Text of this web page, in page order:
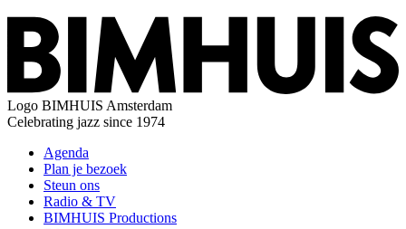
Logo BIMHUIS Amsterdam
Celebrating jazz since 1974
Agenda
Plan je bezoek
Steun ons
Radio & TV
BIMHUIS Productions